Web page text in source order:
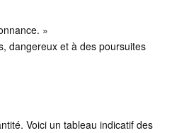
»
dangereux et à des poursuites
Voici un tableau indicatif des